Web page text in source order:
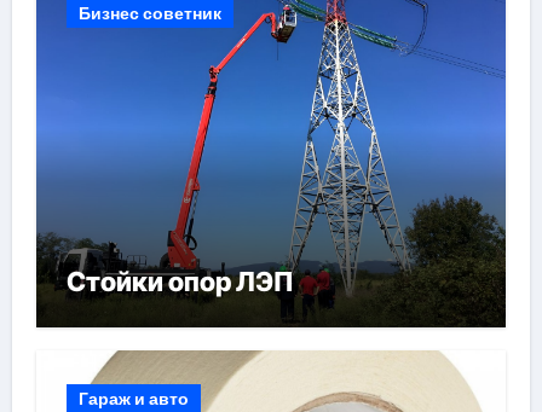
Бизнес советник
Стойки опор ЛЭП
Гараж и авто